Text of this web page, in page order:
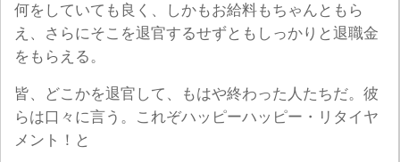
何をしていても良く、しかもお給料もちゃんともら
え、さらにそこを退官するせずともしっかりと退職金
をもらえる。
皆、どこかを退官して、もはや終わった人たちだ。彼
らは口々に言う。これぞハッピーハッピー・リタイヤ
メント！と